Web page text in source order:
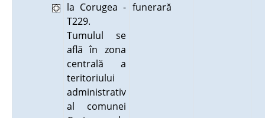
la Corugea -
T229.
Tumulul se
află în zona
centrală a
teritoriului
administrativ
al comunei
funerară